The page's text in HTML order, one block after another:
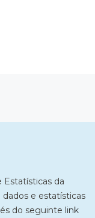
Estatísticas da
dados e estatísticas
do seguinte link